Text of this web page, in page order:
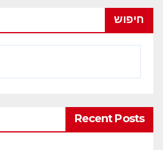
חיפוש
Recent Posts